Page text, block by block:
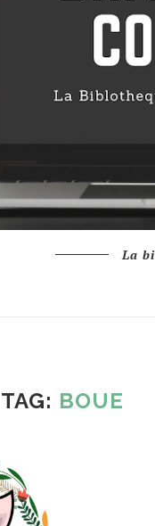
La
TAG: BOUE